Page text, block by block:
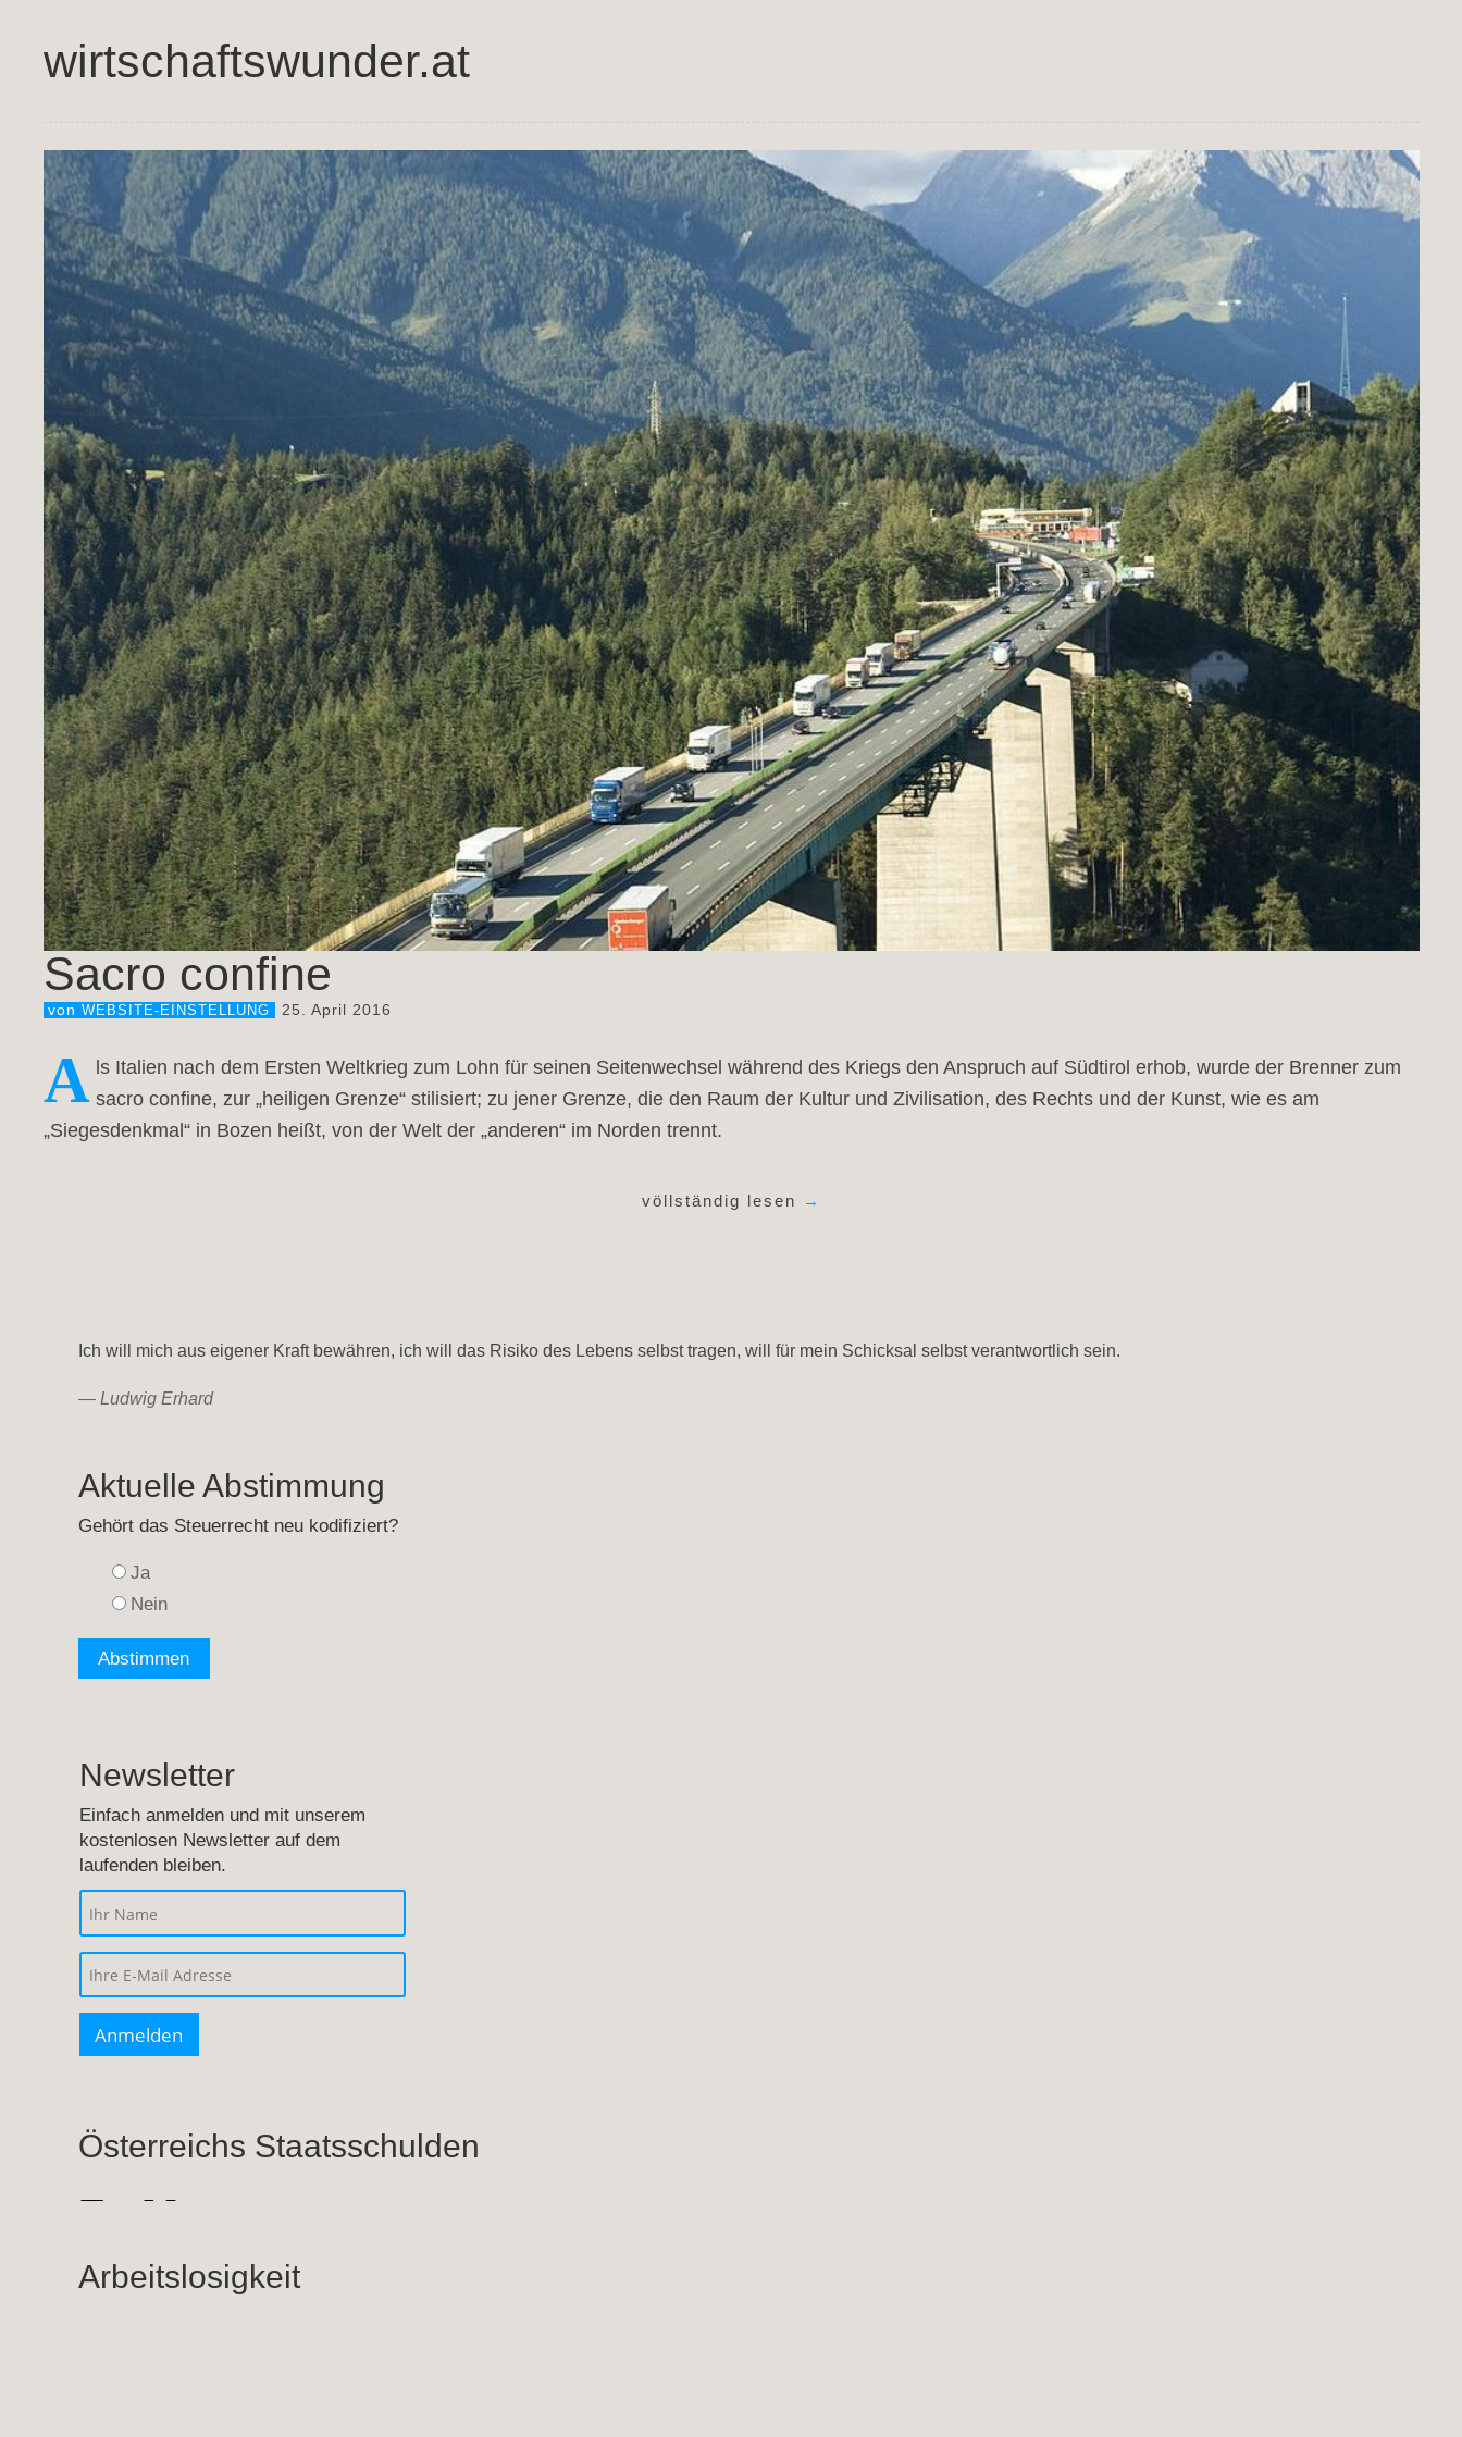
wirtschaftswunder.at
Sacro confine
von WEBSITE-EINSTELLUNG 25. April 2016
A ls Italien nach dem Ersten Weltkrieg zum Lohn für seinen Seitenwechsel während des Kriegs den Anspruch auf Südtirol erhob, wurde der Brenner zum
sacro confine, zur „heiligen Grenze“ stilisiert; zu jener Grenze, die den Raum der Kultur und Zivilisation, des Rechts und der Kunst, wie es am
„Siegesdenkmal“ in Bozen heißt, von der Welt der „anderen“ im Norden trennt.
völlständig lesen →
Ich will mich aus eigener Kraft bewähren, ich will das Risiko des Lebens selbst tragen, will für mein Schicksal selbst verantwortlich sein.
— Ludwig Erhard
Aktuelle Abstimmung
Gehört das Steuerrecht neu kodifiziert?
Ja
Nein
Newsletter
Einfach anmelden und mit unserem
kostenlosen Newsletter auf dem
laufenden bleiben.
Österreichs Staatsschulden
Arbeitslosigkeit